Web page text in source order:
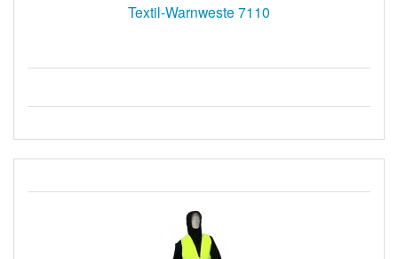
Textil-Warnweste 7110